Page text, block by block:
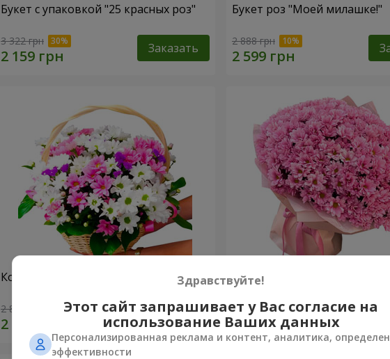
Букет с упаковкой "25 красных роз"
3 322 грн Заказать
Букет роз "Моей милашке!"
2 888 грн
Корзина хризантем "Яркая поляна"
2 822 грн Заказать
Букет "Свежее решение"
5 499 грн
Здравствуйте!
Этот сайт запрашивает у Вас согласие на
использование Ваших данных
Персонализированная реклама и контент, аналитика,
эффективности